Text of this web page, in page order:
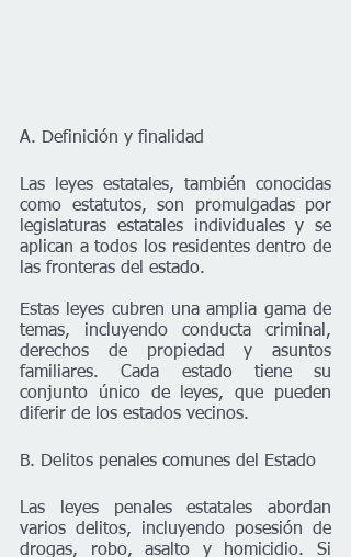
A. Definición y finalidad
Las leyes estatales, también conocidas
como estatutos, son promulgadas por
legislaturas estatales individuales y se
aplican a todos los residentes dentro de
las fronteras del estado.
Estas leyes cubren una amplia gama de
temas, incluyendo conducta criminal,
derechos de propiedad y asuntos
familiares. Cada estado tiene su
conjunto único de leyes, que pueden
diferir de los estados vecinos.
B. Delitos penales comunes del Estado
Las leyes penales estatales abordan
varios delitos, incluyendo posesión de
drogas, robo, asalto y homicidio. Si